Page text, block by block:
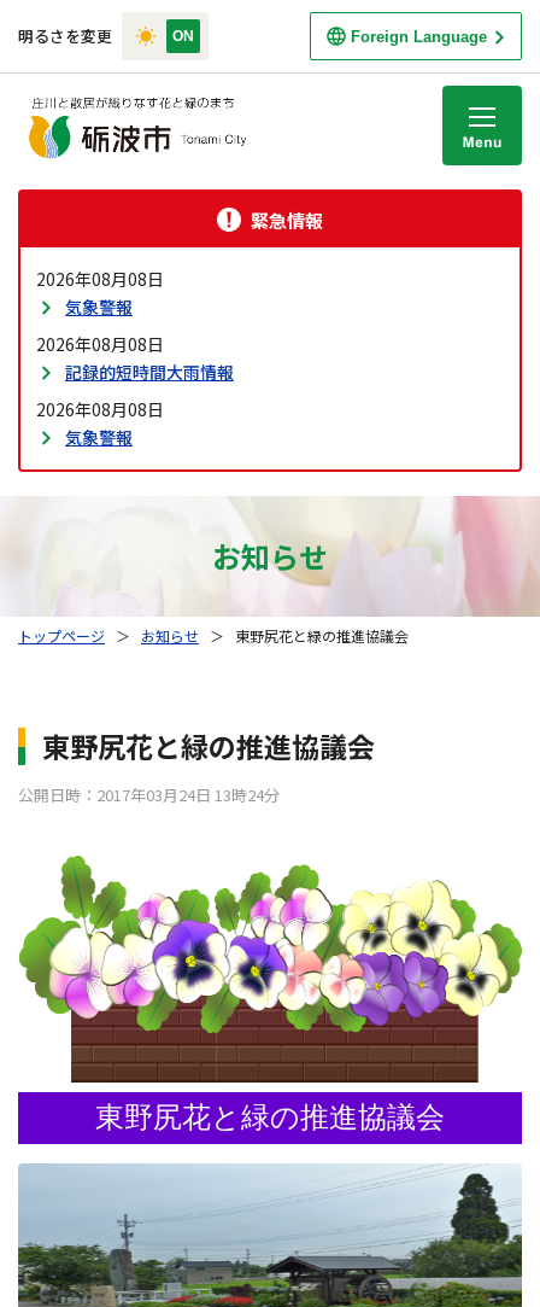
明るさを変更 Foreign Language
緊急情報
2026年08月08日
気象警報
2026年08月08日
記録的短時間大雨情報
2026年08月08日
気象警報
お知らせ
トップページ ＞ お知らせ ＞ 東野尻花と緑の推進協議会
東野尻花と緑の推進協議会
公開日時：2017年03月24日 13時24分
東野尻花と緑の推進協議会